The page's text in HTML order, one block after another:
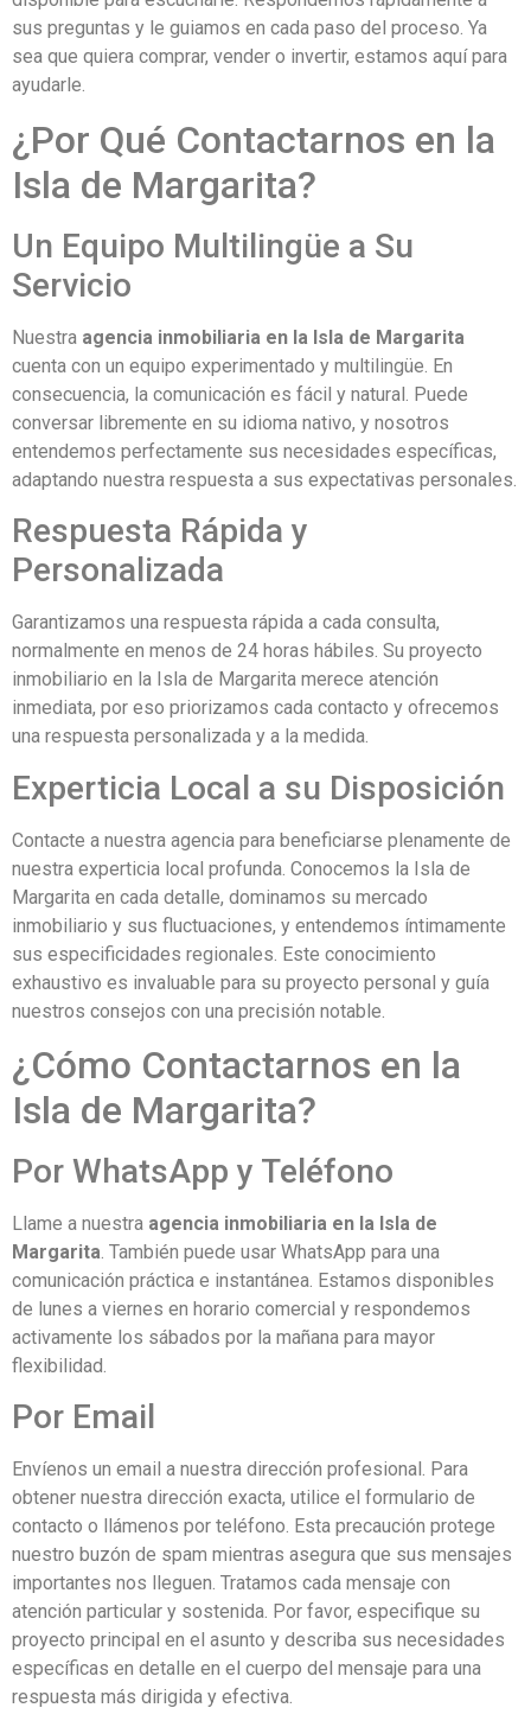
sus preguntas y le guiamos en cada paso del proceso. Ya
sea que quiera comprar, vender o invertir, estamos aquí para
ayudarle.
¿Por Qué Contactarnos en la
Isla de Margarita?
Un Equipo Multilingüe a Su
Servicio
Nuestra agencia inmobiliaria en la Isla de Margarita
cuenta con un equipo experimentado y multilingüe. En
consecuencia, la comunicación es fácil y natural. Puede
conversar libremente en su idioma nativo, y nosotros
entendemos perfectamente sus necesidades específicas,
adaptando nuestra respuesta a sus expectativas personales.
Respuesta Rápida y
Personalizada
Garantizamos una respuesta rápida a cada consulta,
normalmente en menos de 24 horas hábiles. Su proyecto
inmobiliario en la Isla de Margarita merece atención
inmediata, por eso priorizamos cada contacto y ofrecemos
una respuesta personalizada y a la medida.
Experticia Local a su Disposición
Contacte a nuestra agencia para beneficiarse plenamente de
nuestra experticia local profunda. Conocemos la Isla de
Margarita en cada detalle, dominamos su mercado
inmobiliario y sus fluctuaciones, y entendemos íntimamente
sus especificidades regionales. Este conocimiento
exhaustivo es invaluable para su proyecto personal y guía
nuestros consejos con una precisión notable.
¿Cómo Contactarnos en la
Isla de Margarita?
Por WhatsApp y Teléfono
Llame a nuestra agencia inmobiliaria en la Isla de
Margarita. También puede usar WhatsApp para una
comunicación práctica e instantánea. Estamos disponibles
de lunes a viernes en horario comercial y respondemos
activamente los sábados por la mañana para mayor
flexibilidad.
Por Email
Envíenos un email a nuestra dirección profesional. Para
obtener nuestra dirección exacta, utilice el formulario de
contacto o llámenos por teléfono. Esta precaución protege
nuestro buzón de spam mientras asegura que sus mensajes
importantes nos lleguen. Tratamos cada mensaje con
atención particular y sostenida. Por favor, especifique su
proyecto principal en el asunto y describa sus necesidades
específicas en detalle en el cuerpo del mensaje para una
respuesta más dirigida y efectiva.